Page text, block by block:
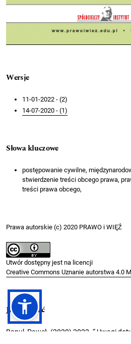
Wersje
11-01-2022 - (2)
14-07-2020 - (1)
Słowa kluczowe
postępowanie cywilne,
stwierdzenie treści obcego prawa,
treści prawa obcego,
Prawa autorskie (c) 2020 PRAWO i WIĘŹ
Utwór dostępny jest na licencji
Creative Commons Uznanie autorstwa 4.0
Jak cytować
Banul, Paweł. (2020) 2022. “ Uwagi